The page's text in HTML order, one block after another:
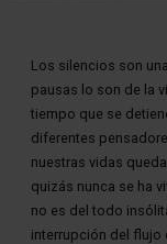
Los silencios son
pausas lo son de la
tiempo que se
diferentes
nuestras vidas
quizás nunca se ha
no es del todo
interrupción del flujo